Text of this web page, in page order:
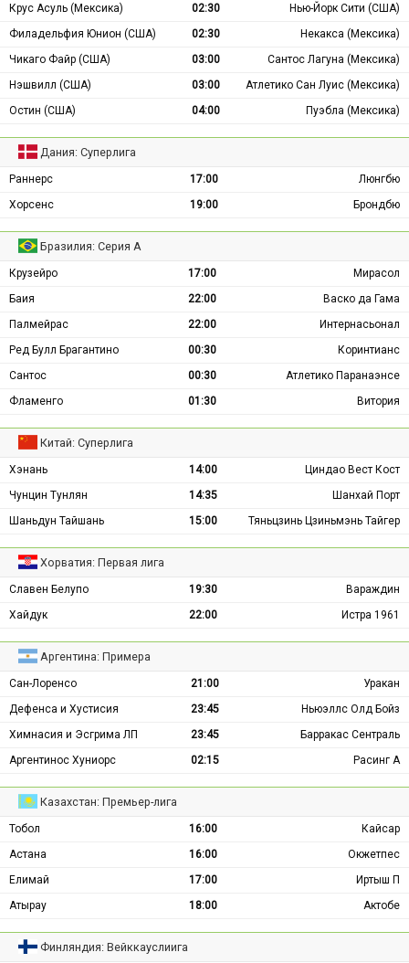
Крус Асуль (Мексика)
02:30
Нью-Йорк Сити (США)
Филадельфия Юнион (США)
02:30
Некакса (Мексика)
Чикаго Файр (США)
03:00
Сантос Лагуна (Мексика)
Нэшвилл (США)
03:00
Атлетико Сан Луис (Мексика)
Остин (США)
04:00 Пуэбла (Мексика)
Дания: Суперлига
Раннерс 17:00
Люнгбю
Хорсенс
19:00 Брондбю
Бразилия: Серия А
Крузейро 17:00
Мирасол
Баия
22:00
Васко да Гама
Палмейрас
22:00
Интернасьонал
Ред Булл Брагантино
00:30
Коринтианс
Сантос
00:30
Атлетико Паранаэнсе
Фламенго
01:30 Витория
Китай: Суперлига
Хэнань 14:00
Циндао Вест Кост
Чунцин Тунлян
14:35
Шанхай Порт
Шаньдун Тайшань
15:00 Тяньцзинь Цзиньмэнь Тайгер
Хорватия: Первая лига
Славен Белупо 19:30
Вараждин
Хайдук
22:00 Истра 1961
Аргентина: Примера
Сан-Лоренсо 21:00
Уракан
Дефенса и Хустисия
23:45
Ньюэллс Олд Бойз
Химнасия и Эсгрима ЛП
23:45
Барракас Сентраль
Аргентинос Хуниорс
02:15 Расинг А
Казахстан: Премьер-лига
Тобол 16:00
Кайсар
Астана
16:00
Окжетпес
Елимай
17:00
Иртыш П
Атырау
18:00 Актобе
Финляндия: Вейккауслиига